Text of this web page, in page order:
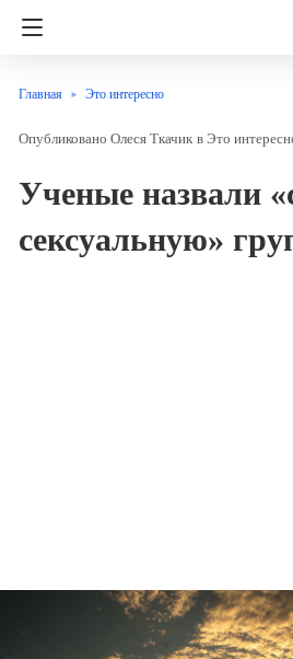
Главная Это интересно
Олеся Ткачик в Это
Ученые назвали
сексуальную»